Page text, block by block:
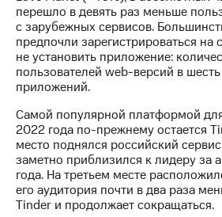
Документы
ПАО
"МТС"
Собрания
акционеров
Личный
акционера
Акционерный
капитал
Контроль
и
аудит
Рынок
перешло в девять раз меньше
с зарубежных сервисов.
предпочли зарегистрироваться на
не установить приложение:
пользователей web-версий в
приложений.
Самой популярной платформой
2022 года по-прежнему остается
место поднялся российский
заметно приблизился к лидеру за
года. На третьем месте
его аудитория почти в два раза
Tinder и продолжает сокращаться.